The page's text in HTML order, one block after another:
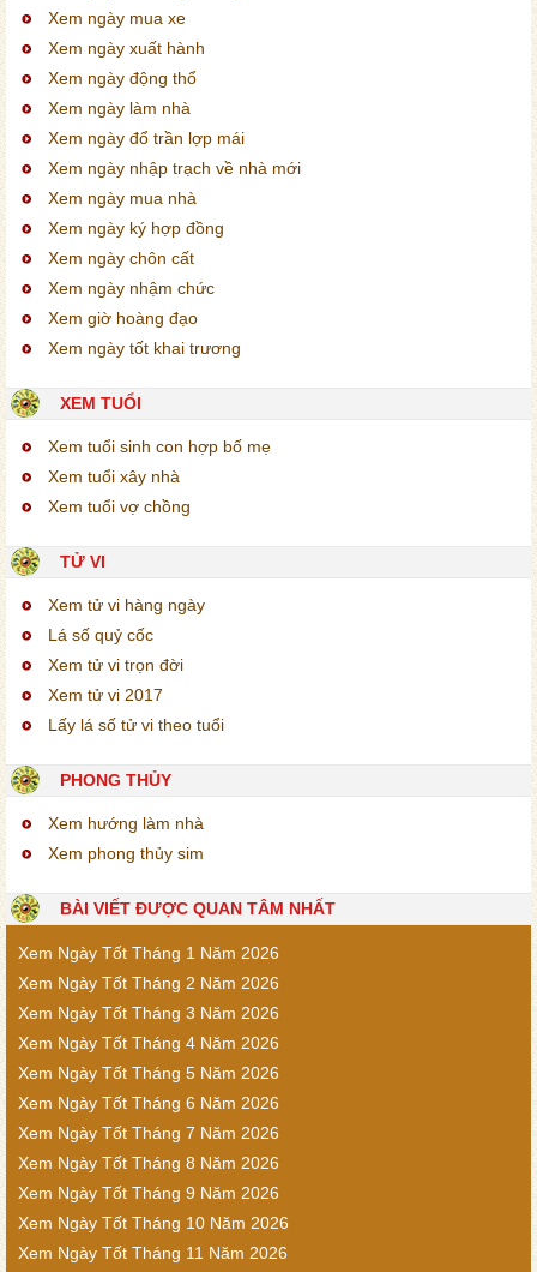
Xem ngày mua xe
Xem ngày xuất hành
Xem ngày động thổ
Xem ngày làm nhà
Xem ngày đổ trần lợp mái
Xem ngày nhập trạch về nhà mới
Xem ngày mua nhà
Xem ngày ký hợp đồng
Xem ngày chôn cất
Xem ngày nhậm chức
Xem giờ hoàng đạo
Xem ngày tốt khai trương
XEM TUỔI
Xem tuổi sinh con hợp bố mẹ
Xem tuổi xây nhà
Xem tuổi vợ chồng
TỬ VI
Xem tử vi hàng ngày
Lá số quỷ cốc
Xem tử vi trọn đời
Xem tử vi 2017
Lấy lá số tử vi theo tuổi
PHONG THỦY
Xem hướng làm nhà
Xem phong thủy sim
BÀI VIẾT ĐƯỢC QUAN TÂM NHẤT
Xem Ngày Tốt Tháng 1 Năm 2026
Xem Ngày Tốt Tháng 2 Năm 2026
Xem Ngày Tốt Tháng 3 Năm 2026
Xem Ngày Tốt Tháng 4 Năm 2026
Xem Ngày Tốt Tháng 5 Năm 2026
Xem Ngày Tốt Tháng 6 Năm 2026
Xem Ngày Tốt Tháng 7 Năm 2026
Xem Ngày Tốt Tháng 8 Năm 2026
Xem Ngày Tốt Tháng 9 Năm 2026
Xem Ngày Tốt Tháng 10 Năm 2026
Xem Ngày Tốt Tháng 11 Năm 2026